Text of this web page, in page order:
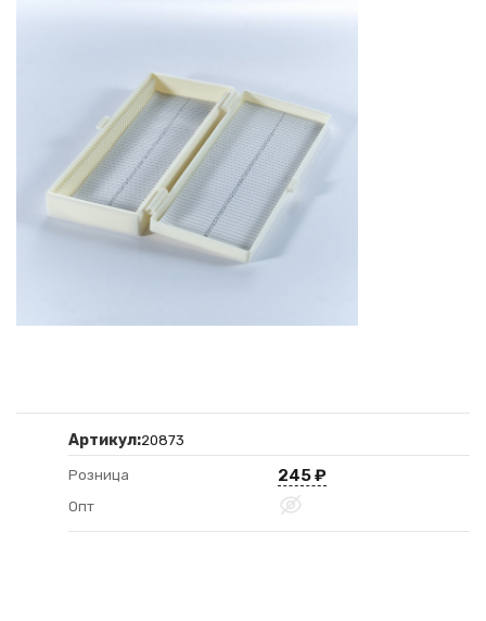
Артикул:20873
Розница 245₽
Опт